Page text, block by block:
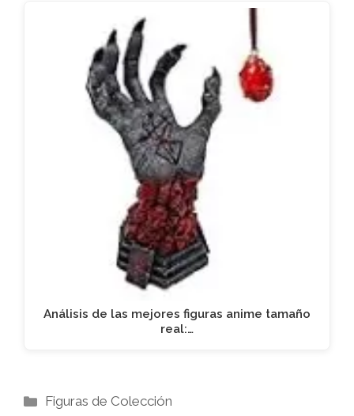
Análisis de las mejores figuras anime tamaño
real:…
Categorías
Figuras de Colección